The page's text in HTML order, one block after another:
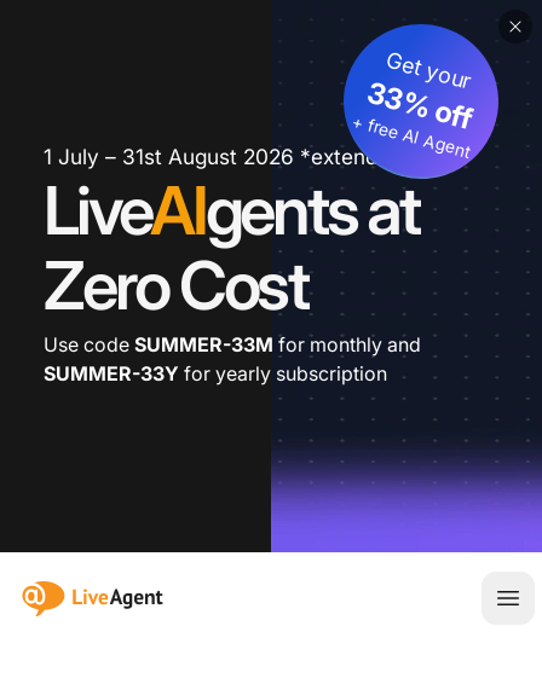
1 July – 31st August 2026 *extended
LiveAIgents at
Zero Cost
Get your
33% off
+ free AI Agent
Use code SUMMER-33M for monthly and
SUMMER-33Y for yearly subscription
:site.title